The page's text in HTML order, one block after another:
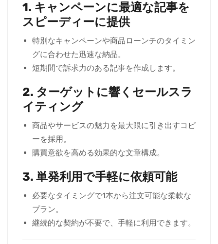
1. キャンペーンに最適な記事を
スピーディーに提供
特別なキャンペーンや商品ローンチのタイミン
グに合わせた迅速な納品。
短期間で訴求力のある記事を作成します。
2. ターゲットに響くセールスラ
イティング
商品やサービスの魅力を最大限に引き出すコピ
ーを採用。
購買意欲を高める効果的な文章構成。
3. 単発利用で手軽に依頼可能
必要なタイミングで1本から注文可能な柔軟な
プラン。
継続的な契約が不要で、手軽に利用できます。